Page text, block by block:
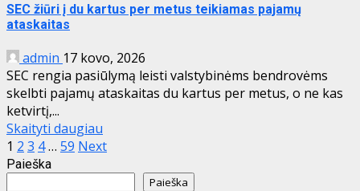
SEC žiūri į du kartus per metus teikiamas pajamų
ataskaitas
admin 17 kovo, 2026
SEC rengia pasiūlymą leisti valstybinėms bendrovėms
skelbti pajamų ataskaitas du kartus per metus, o ne kas
ketvirtį,...
Skaityti daugiau
Įrašų
puslapiavimas
1 2 3 4… 59 Next
Paieška
Paieška